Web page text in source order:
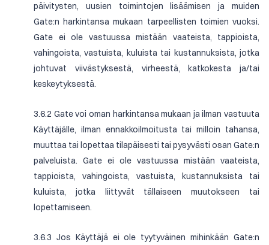
päivitysten, uusien toimintojen lisäämisen ja muiden
Gate:n harkintansa mukaan tarpeellisten toimien vuoksi.
Gate ei ole vastuussa mistään vaateista, tappioista,
vahingoista, vastuista, kuluista tai kustannuksista, jotka
johtuvat viivästyksestä, virheestä, katkokesta ja/tai
keskeytyksestä.
3.6.2 Gate voi oman harkintansa mukaan ja ilman vastuuta
Käyttäjälle, ilman ennakkoilmoitusta tai milloin tahansa,
muuttaa tai lopettaa tilapäisesti tai pysyvästi osan Gate:n
palveluista. Gate ei ole vastuussa mistään vaateista,
tappioista, vahingoista, vastuista, kustannuksista tai
kuluista, jotka liittyvät tällaiseen muutokseen tai
lopettamiseen.
3.6.3 Jos Käyttäjä ei ole tyytyväinen mihinkään Gate:n